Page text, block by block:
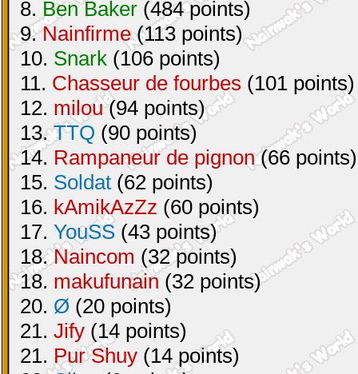
8. Ben Baker (484 points)
9.Nainfirme(113 points)
10. Snark (106 points)
11. Chasseur de fourbes (101 points)
12. milou(94 points)
13.TTQ (90 points)
14. Rampaneur de pignon(66 points)
15. Soldat (62 points)
16. kAmikAzZz (60 points)
17. YouSS (43 points)
18.Naincom (32 points)
18. makufunain (32 points)
20. Ø (20 points)
21. Jify (14 points)
21. Pur Shuy (14 points)